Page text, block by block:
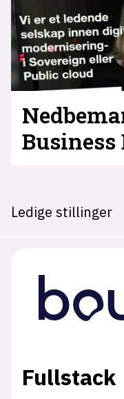
Ledige stillinger
Fullstack